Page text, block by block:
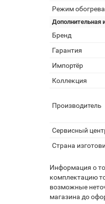
Режим обогрева
Дополнительная
Бренд
Гарантия
Импортёр
Коллекция
Производитель
Сервисный
Страна
Информация о
комплектацию
возможные
магазина до